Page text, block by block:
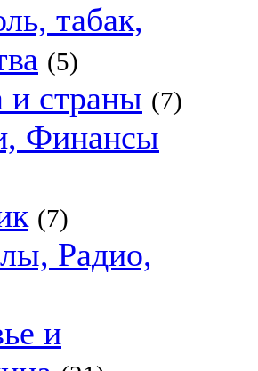
табак,
(5)
и страны (7)
Финансы
(7)
Радио,
и